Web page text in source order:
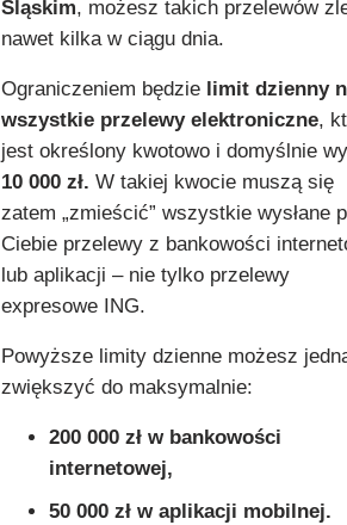
Śląskim, możesz takich przelewów
nawet kilka w ciągu dnia.
Ograniczeniem będzie limit dzienny
wszystkie przelewy elektroniczne,
jest określony kwotowo i domyślnie
10 000 zł. W takiej kwocie muszą się
zatem „zmieścić” wszystkie wysłane
Ciebie przelewy z bankowości
lub aplikacji – nie tylko przelewy
expresowe ING.
Powyższe limity dzienne możesz
zwiększyć do maksymalnie:
200 000 zł w bankowości
internetowej,
50 000 zł w aplikacji mobilnej.